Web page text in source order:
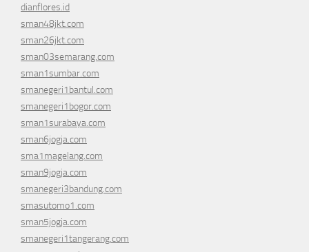
dianflores.id
sman48jkt.com
sman26jkt.com
sman03semarang.com
sman1sumbar.com
smanegeri1bantul.com
smanegeri1bogor.com
sman1surabaya.com
sman6jogja.com
sma1magelang.com
sman9jogja.com
smanegeri3bandung.com
smasutomo1.com
sman5jogja.com
smanegeri1tangerang.com